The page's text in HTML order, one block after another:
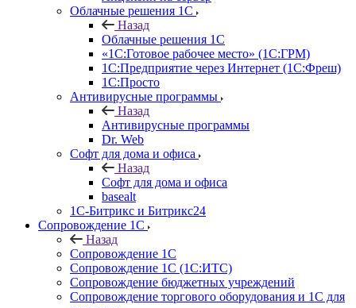
Облачные решения 1С
Назад
Облачные решения 1С
«1C:Готовое рабочее место» (1С:ГРМ)
1С:Предприятие через Интернет (1С:Фреш)
1С:Просто
Антивирусные программы
Назад
Антивирусные программы
Dr. Web
Софт для дома и офиса
Назад
Софт для дома и офиса
basealt
1С-Битрикс и Битрикс24
Сопровождение 1С
Назад
Сопровождение 1С
Сопровождение 1С (1С:ИТС)
Сопровождение бюджетных учреждений
Сопровождение торгового оборудования и 1С для